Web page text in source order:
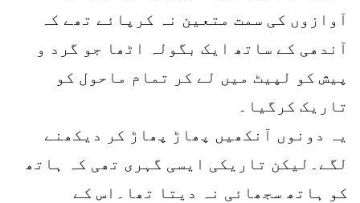
آوازوں کی سمت متعین نہ کرپائے تھے کہ
آندھی کے ساتھ ایک بگولہ اٹھا جو گرد و
پیش کو لپیٹ میں لے کر تمام ماحول کو
تاریک کرگیا۔
یہ دونوں آنکھیں پھاڑ پھاڑ کر دیکھنے
لگے۔لیکن تاریکی ایسی گہری تھی کہ ہاتھ
کو ہاتھ سجھائی نہ دیتا تھا۔اس کے